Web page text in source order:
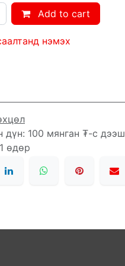
Add to cart
нэмэх
дүн: 100 мянган ₮-с дээш
өдөр